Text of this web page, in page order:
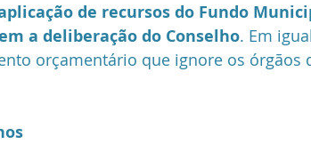
de recursos do Fundo
a deliberação do Conselho. Em
orçamentário que ignore os órgãos